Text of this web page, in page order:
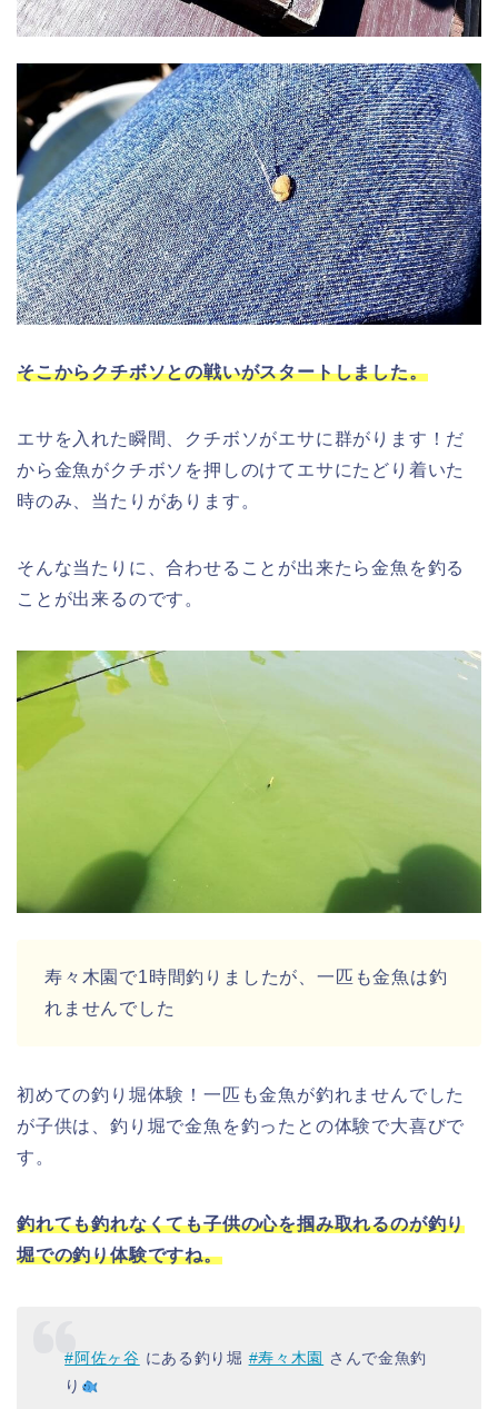
そこからクチボソとの戦いがスタートしました。
エサを入れた瞬間、クチボソがエサに群がります！だ
から金魚がクチボソを押しのけてエサにたどり着いた
時のみ、当たりがあります。
そんな当たりに、合わせることが出来たら金魚を釣る
ことが出来るのです。
寿々木園で1時間釣りましたが、一匹も金魚は釣
れませんでした
初めての釣り堀体験！一匹も金魚が釣れませんでした
が子供は、釣り堀で金魚を釣ったとの体験で大喜びで
す。
釣れても釣れなくても子供の心を掴み取れるのが釣り
堀での釣り体験ですね。
#阿佐ヶ谷 にある釣り堀 #寿々木園
さんで金魚釣
り